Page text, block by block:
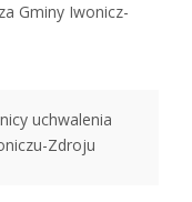
Gminy Iwonicz-
uchwalenia
Zdroju